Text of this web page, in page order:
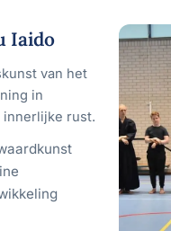
Iaido
van het
in
rust.